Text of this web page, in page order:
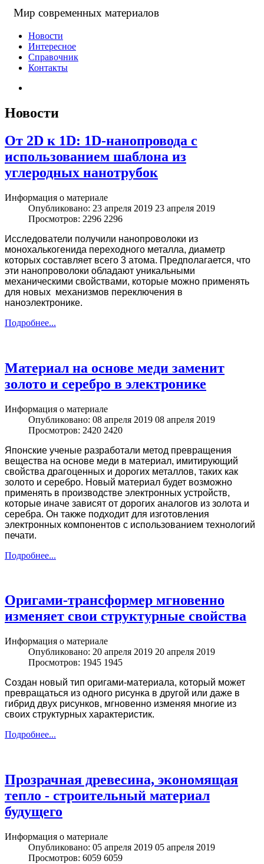
Мир современных материалов
Новости
Интересное
Справочник
Контакты
Новости
От 2D к 1D: 1D-нанопровода с
использованием шаблона из
углеродных нанотрубок
Информация о материале
Опубликовано: 23 апреля 2019 23 апреля 2019
Просмотров: 2296 2296
Исследователи получили нанопроволоки из
монохалькогенида переходного металла, диаметр
которых составляет всего 3 атома. Предполагается, что
эти нанопроволоки обладают уникальными
механическими свойствами, которые можно применять
для новых механизмов переключения в
наноэлектронике.
Подробнее...
Материал на основе меди заменит
золото и серебро в электронике
Информация о материале
Опубликовано: 08 апреля 2019 08 апреля 2019
Просмотров: 2420 2420
Японские ученые разработали метод превращения
вещества на основе меди в материал, имитирующий
свойства драгоценных и дорогих металлов, таких как
золото и серебро. Новый материал будет возможно
применять в производстве электронных устройств,
которые иначе зависят от дорогих аналогов из золота и
серебра. Он также подходит для изготовления
электронных компонентов с использованием технологий
печати.
Подробнее...
Оригами-трансформер мгновенно
изменяет свои структурные свойства
Информация о материале
Опубликовано: 20 апреля 2019 20 апреля 2019
Просмотров: 1945 1945
Создан новый тип оригами-материала, который может
превращаться из одного рисунка в другой или даже в
гибрид двух рисунков, мгновенно изменяя многие из
своих структурных характеристик.
Подробнее...
Прозрачная древесина, экономящая
тепло - строительный материал
будущего
Информация о материале
Опубликовано: 05 апреля 2019 05 апреля 2019
Просмотров: 6059 6059